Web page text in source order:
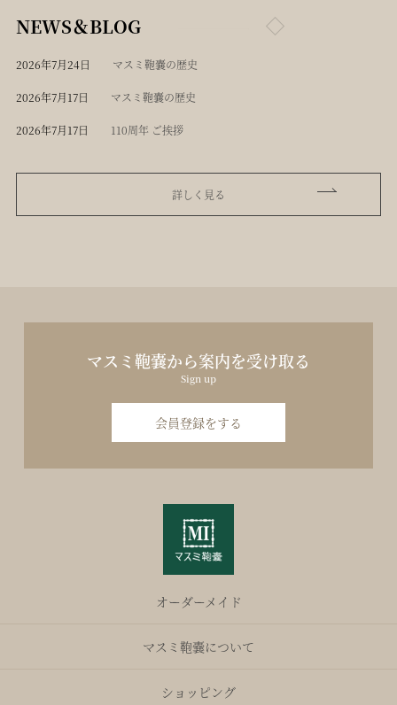
NEWS＆BLOG
2026年7月24日 マスミ鞄嚢の歴史
2026年7月17日 マスミ鞄嚢の歴史
2026年7月17日 110周年 ご挨拶
詳しく見る
マスミ鞄嚢から案内を受け取る
Sign up
会員登録をする
オーダーメイド
マスミ鞄嚢について
ショッピング